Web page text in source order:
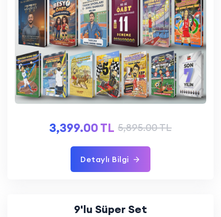
3,399.00 TL 5,895.00 TL
Detaylı Bilgi
9'lu Süper Set